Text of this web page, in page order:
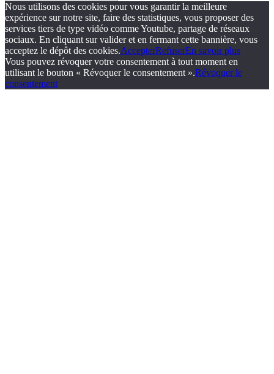
Nous utilisons des cookies pour vous garantir la meilleure
expérience sur notre site, faire des statistiques, vous proposer des
services tiers de type vidéo comme Youtube, partage de réseaux
sociaux. En cliquant sur valider et en fermant cette bannière, vous
acceptez le dépôt des cookies.AccepterRefuserEn savoir plus
Vous pouvez révoquer votre consentement à tout moment en
utilisant le bouton « Révoquer le consentement ».Révoquer le
consentement